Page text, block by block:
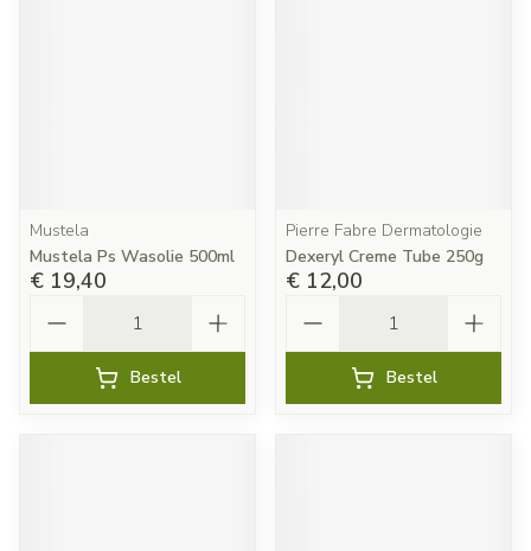
Mustela
Mustela Ps Wasolie 500ml
€ 19,40
Bestel
Pierre Fabre Dermatologie
Dexeryl Creme Tube 250g
€ 12,00
Bestel